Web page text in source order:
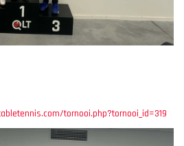
tornooi.php?tornooi_id=319